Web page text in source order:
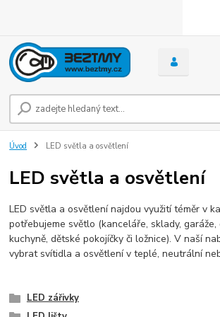
Úvod LED světla a osvětlení
LED světla a osvětlení
LED světla a osvětlení najdou využití téměr v
potřebujeme světlo (kanceláře, sklady, garáže,
kuchyně, dětské pokojíčky či ložnice). V naší
vybrat svítidla a osvětlení v teplé, neutrální
LED zářivky